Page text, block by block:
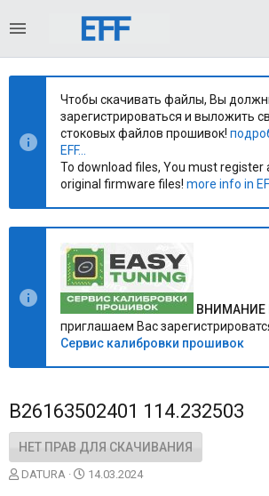
Чтобы скачивать файлы, Вы
зарегистрироваться и выложить
стоковых файлов прошивок!
EFF...
To download files, You must register
original firmware files! more info in
ВНИМАНИЕ
приглашаем Вас
Сервис калибровки прошивок
B26163502401 114.232503
НЕТ ПРАВ ДЛЯ СКАЧИВАНИЯ
А
DATURA
Д
14.03.2024